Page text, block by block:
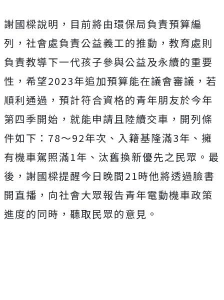
謝國樑說明，目前將由環保局負責預算編
列，社會處負責公益義工的推動，教育處則
負責教導下一代孩子參與公益及永續的重要
性，希望2023年追加預算能在議會審議，若
順利通過，預計符合資格的青年朋友於今年
第四季開始，就能申請且陸續交車，開列條
件如下：78～92年次、入籍基隆滿3年、擁
有機車駕照滿1年、汰舊換新優先之民眾。最
後，謝國樑提醒今日晚間21時他將透過臉書
開直播，向社會大眾報告青年電動機車政策
進度的同時，聽取民眾的意見。